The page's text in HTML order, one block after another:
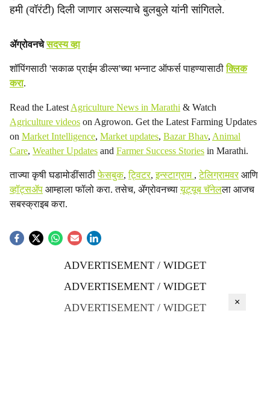
हमी (वॉरंटी) दिली जाणार असल्याचे बुलबुले यांनी सांगितले.
ॲग्रोवनचेसदस्य व्हा
शॉपिंगसाठी 'सकाळ प्राईम डील्स'च्या भन्नाट ऑफर्स पाहण्यासाठीक्लिक
करा.
Read the Latest Agriculture News in Marathi & Watch
Agriculture videos on Agrowon. Get the Latest Farming Updates
on Market Intelligence, Market updates, Bazar Bhav, Animal
Care, Weather Updates and Farmer Success Stories in Marathi.
ताज्या कृषी घडामोडींसाठीफेसबुक,ट्विटर,इन्स्टाग्राम ,टेलिग्रामवरआणि
व्हॉट्सॲप आम्हाला फॉलो करा. तसेच, ॲग्रोवनच्यायूट्यूब चॅनेलला आजच
सबस्क्राइब करा.
ADVERTISEMENT / WIDGET
ADVERTISEMENT / WIDGET
ADVERTISEMENT / WIDGET
×